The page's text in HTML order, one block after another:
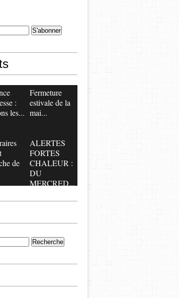
:
les...
​​​​​​​Fermeture
estivale de la
mai...
de
ALERTES
FORTES
CHALEUR :
DU
MERCRED...